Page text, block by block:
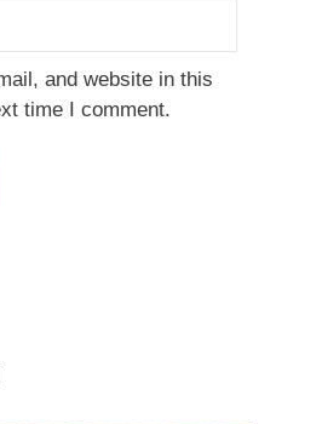
and website in this
time I comment.